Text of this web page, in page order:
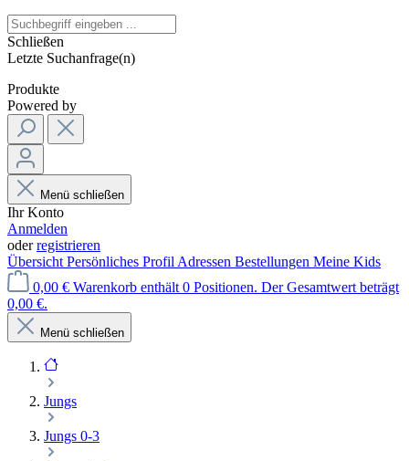
Schließen
Letzte Suchanfrage(n)
Produkte
Powered by
Menü schließen
Ihr Konto
Anmelden
oderregistrieren
Übersicht Persönliches Profil Adressen Bestellungen Meine Kids
0,00 € Warenkorb enthält 0 Positionen. Der Gesamtwert beträgt
0,00 €.
Menü schließen
Jungs
Jungs 0-3